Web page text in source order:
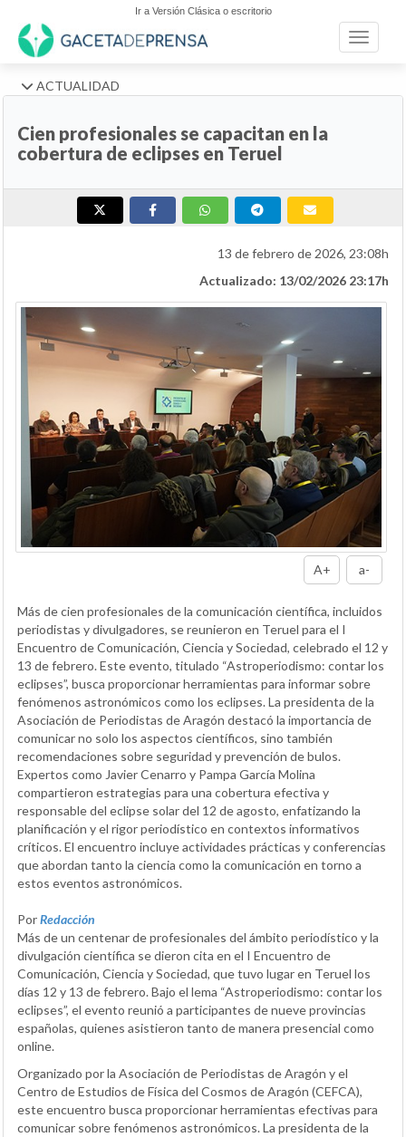
Ir a Versión Clásica o escritorio
Toggle
ACTUALIDAD
Cien profesionales se capacitan en la
cobertura de eclipses en Teruel
13 de febrero de 2026, 23:08h
Actualizado: 13/02/2026 23:17h
A+ a-
Más de cien profesionales de la comunicación científica, incluidos
periodistas y divulgadores, se reunieron en Teruel para el I
Encuentro de Comunicación, Ciencia y Sociedad, celebrado el 12 y
13 de febrero. Este evento, titulado “Astroperiodismo: contar los
eclipses”, busca proporcionar herramientas para informar sobre
fenómenos astronómicos como los eclipses. La presidenta de la
Asociación de Periodistas de Aragón destacó la importancia de
comunicar no solo los aspectos científicos, sino también
recomendaciones sobre seguridad y prevención de bulos.
Expertos como Javier Cenarro y Pampa García Molina
compartieron estrategias para una cobertura efectiva y
responsable del eclipse solar del 12 de agosto, enfatizando la
planificación y el rigor periodístico en contextos informativos
críticos. El encuentro incluye actividades prácticas y conferencias
que abordan tanto la ciencia como la comunicación en torno a
estos eventos astronómicos.
PorRedacción
Más de un centenar de profesionales del ámbito periodístico y la
divulgación científica se dieron cita en el I Encuentro de
Comunicación, Ciencia y Sociedad, que tuvo lugar en Teruel los
días 12 y 13 de febrero. Bajo el lema “Astroperiodismo: contar los
eclipses”, el evento reunió a participantes de nueve provincias
españolas, quienes asistieron tanto de manera presencial como
online.
Organizado por la Asociación de Periodistas de Aragón y el
Centro de Estudios de Física del Cosmos de Aragón (CEFCA),
este encuentro busca proporcionar herramientas efectivas para
comunicar sobre fenómenos astronómicos. La presidenta de la